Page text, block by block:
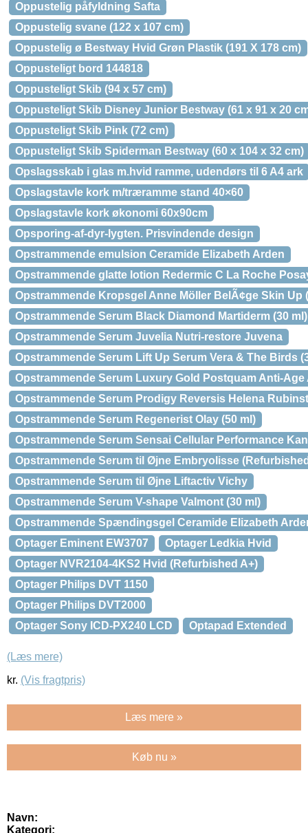
Oppustelig påfyldning Safta
Oppustelig svane (122 x 107 cm)
Oppustelig ø Bestway Hvid Grøn Plastik (191 X 178 cm)
Oppusteligt bord 144818
Oppusteligt Skib (94 x 57 cm)
Oppusteligt Skib Disney Junior Bestway (61 x 91 x 20
Oppusteligt Skib Pink (72 cm)
Oppusteligt Skib Spiderman Bestway (60 x 104 x 32 cm)
Opslagsskab i glas m.hvid ramme, udendørs til 6 A4 ark
Opslagstavle kork m/træramme stand 40×60
Opslagstavle kork økonomi 60x90cm
Opsporing-af-dyr-lygten. Prisvindende design
Opstrammende emulsion Ceramide Elizabeth Arden
Opstrammende glatte lotion Redermic C La Roche
Opstrammende Kropsgel Anne Möller BelÃ¢ge Skin Up
Opstrammende Serum Black Diamond Martiderm (30 ml)
Opstrammende Serum Juvelia Nutri-restore Juvena
Opstrammende Serum Lift Up Serum Vera & The Birds
Opstrammende Serum Luxury Gold Postquam Anti-Age
Opstrammende Serum Prodigy Reversis Helena
Opstrammende Serum Regenerist Olay (50 ml)
Opstrammende Serum Sensai Cellular Performance
Opstrammende Serum til Øjne Embryolisse
Opstrammende Serum til Øjne Liftactiv Vichy
Opstrammende Serum V-shape Valmont (30 ml)
Opstrammende Spændingsgel Ceramide Elizabeth
Optager Eminent EW3707
Optager Ledkia Hvid
Optager NVR2104-4KS2 Hvid (Refurbished A+)
Optager Philips DVT 1150
Optager Philips DVT2000
Optager Sony ICD-PX240 LCD
Optapad Extended
(Læs mere)
kr. (Vis fragtpris)
Læs mere »
Køb nu »
Navn:
Kategori: